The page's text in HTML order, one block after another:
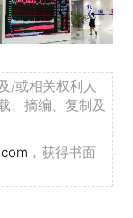
/或相关权利人
、摘编、复制及
，获得书面